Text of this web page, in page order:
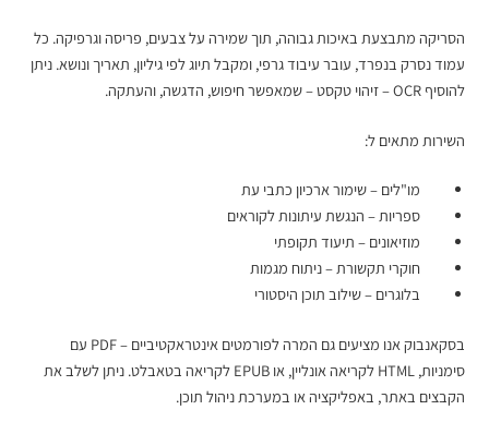
הסריקה מתבצעת באיכות גבוהה, תוך שמירה על צבעים, פריסה וגרפיקה. כל
עמוד נסרק בנפרד, עובר עיבוד גרפי, ומקבל תיוג לפי גיליון, תאריך ונושא. ניתן
להוסיף OCR – זיהוי טקסט – שמאפשר חיפוש, הדגשה, והעתקה.
השירות מתאים ל:
מו"לים – שימור ארכיון כתבי עת
ספריות – הנגשת עיתונות לקוראים
מוזיאונים – תיעוד תקופתי
חוקרי תקשורת – ניתוח מגמות
בלוגרים – שילוב תוכן היסטורי
בסקאנבוק אנו מציעים גם המרה לפורמטים אינטראקטיביים – PDF עם
סימניות, HTML לקריאה אונליין, או EPUB לקריאה בטאבלט. ניתן לשלב את
הקבצים באתר, באפליקציה או במערכת ניהול תוכן.